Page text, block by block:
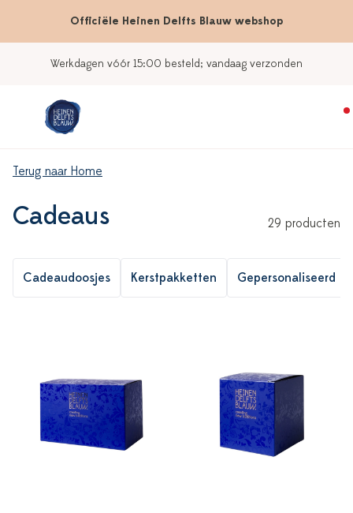
Officiële Heinen Delfts Blauw webshop
Werkdagen vóór 15:00 besteld; vandaag verzonden
Terug naar Home
Cadeaus 29 producten
Cadeaudoosjes Kerstpakketten Gepersonaliseerd